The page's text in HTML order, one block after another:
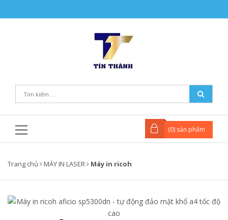
(0) sản phẩm
Trang chủ MÁY IN LASER Máy in ricoh